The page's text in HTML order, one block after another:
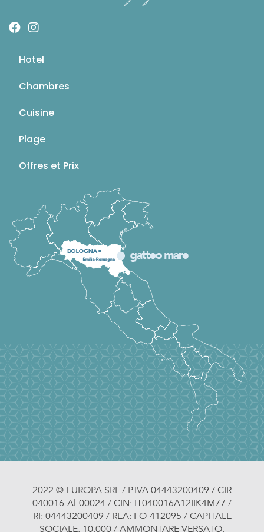
Hotel
Chambres
Cuisine
Plage
Offres et Prix
2022 © EUROPA SRL / P.IVA 04443200409 / CIR
040016-Al-00024 / CIN: IT040016A12IIK4M77 /
RI: 04443200409 / REA: FO-412095 / CAPITALE
SOCIALE: 10.000 / AMMONTARE VERSATO: